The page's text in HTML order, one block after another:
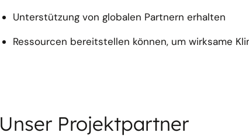
Unterstützung von globalen Partnern erhalten
Ressourcen bereitstellen können, um wirksame
Unser Projektpartner